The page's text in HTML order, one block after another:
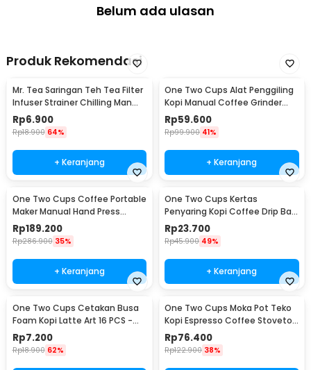
Belum ada ulasan
Produk Rekomendasi
Mr. Tea Saringan Teh Tea Filter
Infuser Strainer Chilling Man
Silicon - MR03
Rp6.900
Rp18.900 64%
+ Keranjang
One Two Cups Alat Penggiling
Kopi Manual Coffee Grinder
Portable - WFCG9800
Rp59.600
Rp99.900 41%
+ Keranjang
One Two Cups Coffee Portable
Maker Manual Hand Press
Espresso 300ml - T35066
Rp189.200
Rp286.900 35%
+ Keranjang
One Two Cups Kertas
Penyaring Kopi Coffee Drip Bag
Paper Filter 50PCS - T111
Rp23.700
Rp45.900 49%
+ Keranjang
One Two Cups Cetakan Busa
Foam Kopi Latte Art 16 PCS -
JJYE01
Rp7.200
Rp18.900 62%
One Two Cups Moka Pot Teko
Kopi Espresso Coffee Stovetop
6 Cup 300ml - Z20
Rp76.400
Rp122.900 38%